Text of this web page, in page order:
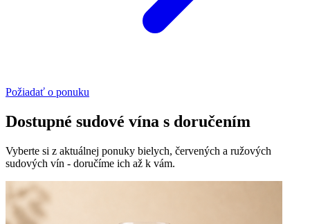
Požiadať o ponuku
Dostupné sudové vína s doručením
Vyberte si z aktuálnej ponuky bielych, červených a ružových
sudových vín - doručíme ich až k vám.